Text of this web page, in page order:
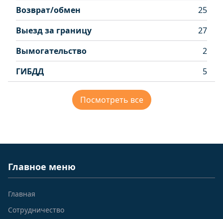
Возврат/обмен
25
Выезд за границу
27
Вымогательство
2
ГИБДД
5
Посмотреть все
Главное меню
Главная
Сотрудничество